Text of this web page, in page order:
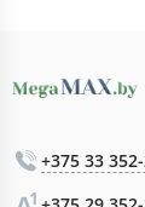
+375 33